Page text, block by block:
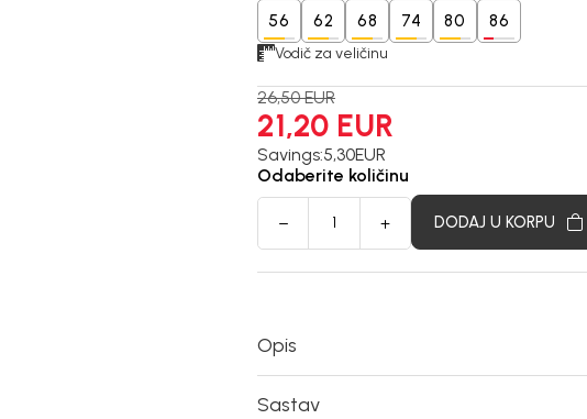
56 62 68 74 80 86
Vodič za veličinu
26,50 EUR
21,20 EUR
Savings:5,30EUR
Odaberite količinu
DODAJ U KORPU
Opis
Sastav